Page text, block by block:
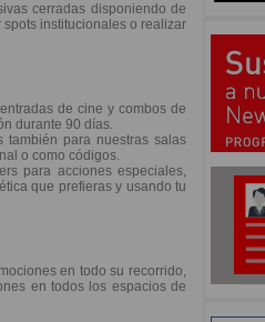
cerradas disponiendo de
institucionales o realizar
de cine y combos de
durante 90 días.
también para nuestras salas
o como códigos.
para acciones especiales,
que prefieras y usando tu
en todo su recorrido,
en todos los espacios de